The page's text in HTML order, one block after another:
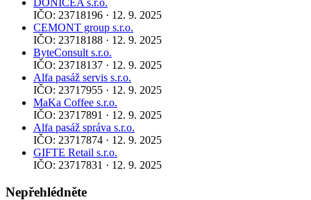
DONICEA s.r.o.
IČO: 23718196 · 12. 9. 2025
CEMONT group s.r.o.
IČO: 23718188 · 12. 9. 2025
ByteConsult s.r.o.
IČO: 23718137 · 12. 9. 2025
Alfa pasáž servis s.r.o.
IČO: 23717955 · 12. 9. 2025
MaKa Coffee s.r.o.
IČO: 23717891 · 12. 9. 2025
Alfa pasáž správa s.r.o.
IČO: 23717874 · 12. 9. 2025
GIFTE Retail s.r.o.
IČO: 23717831 · 12. 9. 2025
Nepřehlédněte